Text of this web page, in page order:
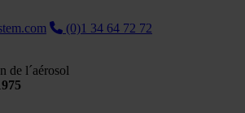
(0)1 34 64 72 72
de l´aérosol